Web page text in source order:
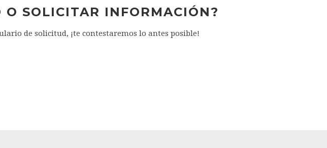
SOLICITAR INFORMACIÓN?
de solicitud, ¡te contestaremos lo antes posible!